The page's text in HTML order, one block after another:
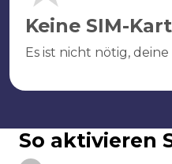
Keine SIM-
Es ist nicht nötig,
So aktivieren